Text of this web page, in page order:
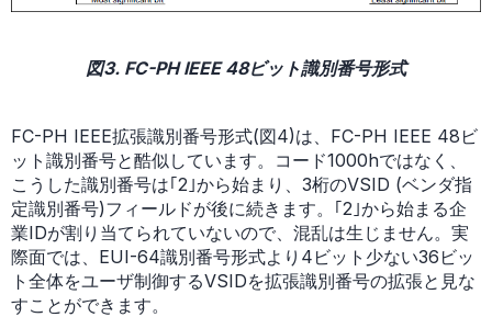
図3. FC-PH IEEE 48ビット識別番号形式
FC-PH IEEE拡張識別番号形式(図4)は、FC-PH IEEE 48ビ
ット識別番号と酷似しています。コード1000hではなく、
こうした識別番号は｢2｣から始まり、3桁のVSID (ベンダ指
定識別番号)フィールドが後に続きます。｢2｣から始まる企
業IDが割り当てられていないので、混乱は生じません。実
際面では、EUI-64識別番号形式より4ビット少ない36ビッ
ト全体をユーザ制御するVSIDを拡張識別番号の拡張と見な
すことができます。